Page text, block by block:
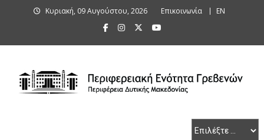
Κυριακή, 09 Αυγούστου, 2026 Επικοινωνία ΕΝ